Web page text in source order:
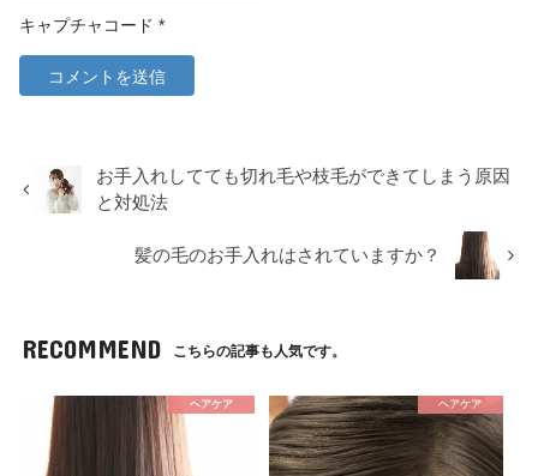
キャプチャコード *
お手入れしてても切れ毛や枝毛ができてしまう原因
と対処法
髪の毛のお手入れはされていますか？
RECOMMEND こちらの記事も人気です。
ヘアケア ヘアケア